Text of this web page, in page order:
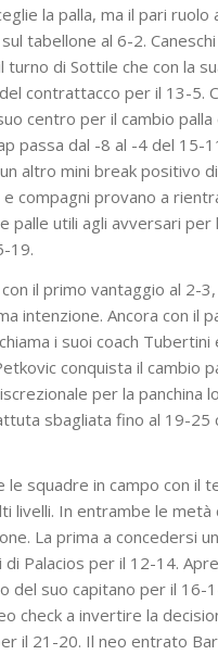
la palla, ma il pari
tabellone al 6-2.
turno di Sottile che con la
contrattacco per il 13-5.
centro per il cambio
passa dal -8 al -4 del 15-
altro mini break positivo
e compagni provano a
palle utili agli avversari
19.
il primo vantaggio al
intenzione. Ancora con il
i suoi coach
conquista il cambio
per la panchina
sbagliata fino al 19-
squadre in campo con il
livelli. In entrambe le
La prima a concedersi
Palacios per il 12-14.
del suo capitano per il 16-
check a invertire la
il 21-20. Il neo entrato